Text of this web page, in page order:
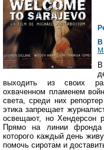
выходить из своих
охваченном пламенем
света, среди них
этика запрещает
освещают, но Хендерсон
Прямо на линии фронда
которого каждый день
помочь сиротам и